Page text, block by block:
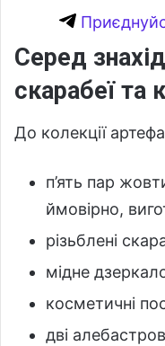
Серед
скарабеї та
До колекції
п’ять пар
ймовірно,
різьблені
мідне
косметичні
дві